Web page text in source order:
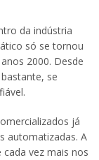
da indústria
só se tornou
2000. Desde
se
já
automatizadas. A
vez mais nos